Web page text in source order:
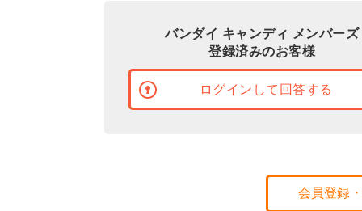
バンダイ キャンディ メンバーズ
登録済みのお客様
ログインして回答する
会員登録